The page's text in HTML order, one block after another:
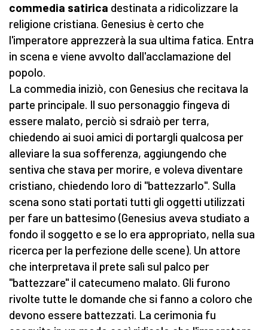
commedia satirica destinata a ridicolizzare la
religione cristiana. Genesius è certo che
l'imperatore apprezzerà la sua ultima fatica. Entra
in scena e viene avvolto dall'acclamazione del
popolo.
La commedia iniziò, con Genesius che recitava la
parte principale. Il suo personaggio fingeva di
essere malato, perciò si sdraiò per terra,
chiedendo ai suoi amici di portargli qualcosa per
alleviare la sua sofferenza, aggiungendo che
sentiva che stava per morire, e voleva diventare
cristiano, chiedendo loro di "battezzarlo". Sulla
scena sono stati portati tutti gli oggetti utilizzati
per fare un battesimo (Genesius aveva studiato a
fondo il soggetto e se lo era appropriato, nella sua
ricerca per la perfezione delle scene). Un attore
che interpretava il prete salì sul palco per
"battezzare" il catecumeno malato. Gli furono
rivolte tutte le domande che si fanno a coloro che
devono essere battezzati. La cerimonia fu